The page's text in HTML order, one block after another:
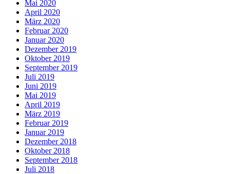
Mai 2020
April 2020
März 2020
Februar 2020
Januar 2020
Dezember 2019
Oktober 2019
September 2019
Juli 2019
Juni 2019
Mai 2019
April 2019
März 2019
Februar 2019
Januar 2019
Dezember 2018
Oktober 2018
September 2018
Juli 2018